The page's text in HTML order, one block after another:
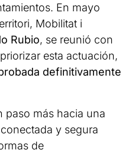
En mayo
Mobilitat i
Rubio, se reunió con
esta actuación,
definitivamente
paso más hacia una
y segura
de